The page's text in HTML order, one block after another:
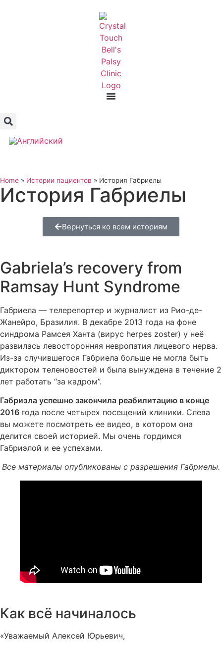
Home » Истории пациентов » История Габриелы
История Габриелы
Вернуться ко всем историям
Gabriela’s recovery from
Ramsay Hunt Syndrome
Габриела — телерепортер и журналист из Рио-де-
Жанейро, Бразилия. В декабре 2013 года на фоне
синдрома Рамсея Ханта (вирус herpes zoster) у неё
развилась левосторонняя невропатия лицевого нерва.
Из-за случившегося Габриела больше не могла быть
диктором теленовостей и была вынуждена в течение 2
лет работать “за кадром”.
Габриэла успешно закончила реабилитацию в конце
2016 года после четырех посещений клиники. Слева
вы можете посмотреть ее видео, в котором она
делится своей историей. Мы очень гордимся
Габриэлой и ее успехами.
Все материалы опубликованы с разрешения Габриелы.
Как всё начиналось
«Уважаемый Алексей Юрьевич,